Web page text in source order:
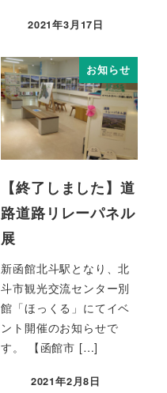
2021年3月17日
お知らせ
【終了しました】道
路道路リレーパネル
展
新函館北斗駅となり、北
斗市観光交流センター別
館「ほっくる」にてイベ
ント開催のお知らせで
す。 【函館市 […]
2021年2月8日